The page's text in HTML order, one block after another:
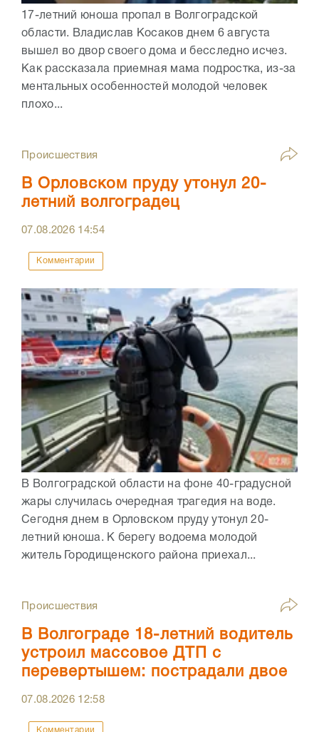
17-летний юноша пропал в Волгоградской
области. Владислав Косаков днем 6 августа
вышел во двор своего дома и бесследно исчез.
Как рассказала приемная мама подростка, из-за
ментальных особенностей молодой человек
плохо...
Происшествия
В Орловском пруду утонул 20-
летний волгоградец
07.08.2026 14:54
Комментарии
В Волгоградской области на фоне 40-градусной
жары случилась очередная трагедия на воде.
Сегодня днем в Орловском пруду утонул 20-
летний юноша. К берегу водоема молодой
житель Городищенского района приехал...
Происшествия
В Волгограде 18-летний водитель
устроил массовое ДТП с
перевертышем: пострадали двое
07.08.2026 12:58